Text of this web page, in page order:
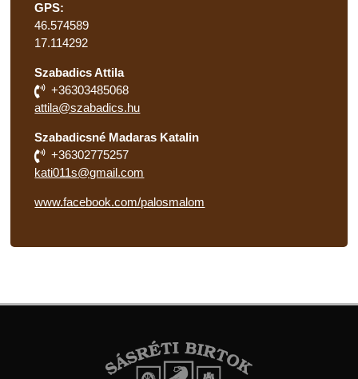
GPS:
46.574589
17.114292
Szabadics Attila
+36303485068
attila@szabadics.hu
Szabadicsné Madaras Katalin
+36302775257
kati011s@gmail.com
www.facebook.com/palosmalom